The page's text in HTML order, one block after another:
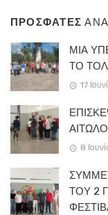
ΠΡΟΣΦΑΤΕΣ
ΜΙΑ
ΤΟ
17
8
ΤΟΥ 2